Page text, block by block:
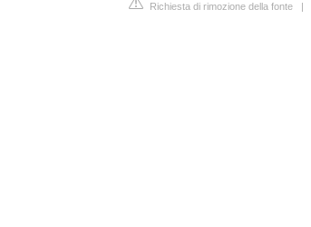
Richiesta di rimozione della fonte |